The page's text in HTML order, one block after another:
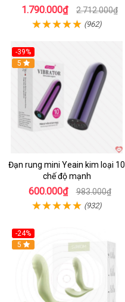
1.790.000₫ 2.712.000₫
(962)
-39%
Hot
5
Đạn rung mini Yeain kim loại 10
chế độ mạnh
600.000₫ 983.000₫
(932)
-24%
Hot
5